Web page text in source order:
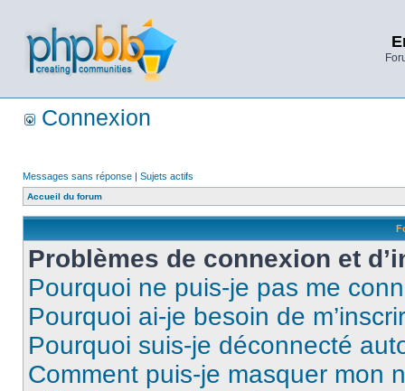
Connexion
Messages sans réponse | Sujets actifs
Accueil du forum
Problèmes de connexion et
Pourquoi ne puis-je pas me
Pourquoi ai-je besoin de
Pourquoi suis-je déconnecté
Comment puis-je masquer mon